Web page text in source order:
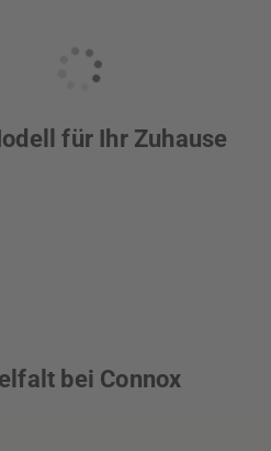
für Ihr Zuhause
bei Connox